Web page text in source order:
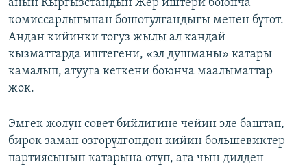
анын Кыргызстандын Жер иштери боюнча
комиссарлыгынан бошотулгандыгы менен бүтөт.
Андан кийинки тогуз жылы ал кандай
кызматтарда иштегени, «эл душманы» катары
камалып, атууга кеткени боюнча маалыматтар
жок.
Эмгек жолун совет бийлигине чейин эле баштап,
бирок заман өзгөрүлгөндөн кийин большевиктер
партиясынын катарына өтүп, ага чын дилден